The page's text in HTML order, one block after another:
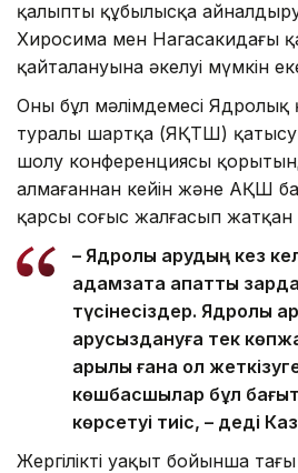
қалыпты құбылысқа
Хиросима мен Нагасакидағы
қайталануына әкелуі мүмкін
Оның бұл мәлімдемесі
туралы шартқа (ЯҚТШ)
шолу конференциясы
алмағаннан кейін және АҚШ
қарсы соғыс жалғасып
– Ядролық қарудың кез
адамзатқа апатты
түсінесіздер. Ядролық
қарусыздануға тек
арқылы ғана қол
көшбасшылар бұл
көрсетуі тиіс, – деді
Жергілікті уақыт бойынша